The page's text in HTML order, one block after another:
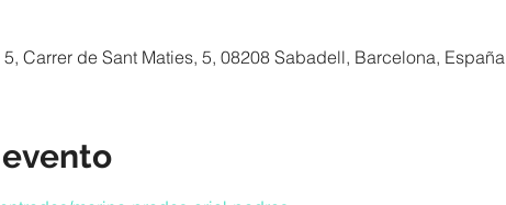
Carrer de Sant Maties, 5, 08208 Sabadell, Barcelona, España